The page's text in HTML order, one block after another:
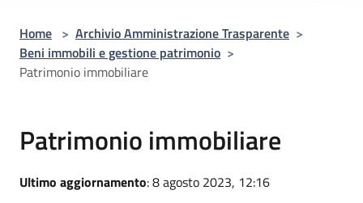
Home > Archivio Amministrazione Trasparente >
Beni immobili e gestione patrimonio >
Patrimonio immobiliare
Patrimonio immobiliare
Ultimo aggiornamento: 8 agosto 2023, 12:16